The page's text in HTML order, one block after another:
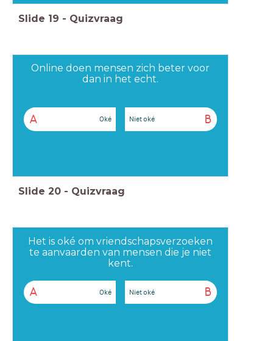
Slide 19 - Quizvraag
Online doen mensen zich beter voor
dan in het echt.
A Oké B
Niet oké
Slide 20 - Quizvraag
Het is oké om vriendschapsverzoeken
te aanvaarden van mensen die je niet
kent.
A Oké B
Niet oké